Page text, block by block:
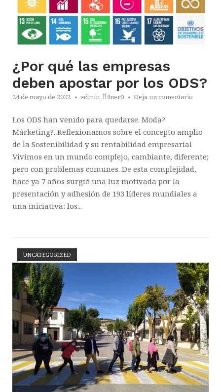
¿Por qué las empresas
deben apostar por los ODS?
24 de mayo de 2022 admin_ll4ner0 Deja un comentario
Los ODS han venido para quedarse. Moda?
Márketing?. Reflexionamos sobre el concepto amplio
de la Sostenibilidad y su rentabilidad empresarial
Vivimos en un mundo complejo, cambiante, diferente;
pero con problemas comunes. De esta complejidad,
hace ya 7 años surgió una luz motivada por la
presentación y adhesión de 193 líderes mundiales a
una iniciativa: los...
UNCATEGORIZED
Abrir la entrada